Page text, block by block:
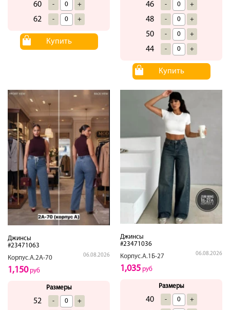
60 - +
62 - +
Купить
46 - +
48 - +
50 - +
44 - +
Купить
Джинсы
#23471063
Корпус.А.2А-70
06.08.2026
1,150руб
Размеры
52 - +
Джинсы
#23471036
Корпус.А.1Б-27
06.08.2026
1,035 руб
Размеры
40 - +